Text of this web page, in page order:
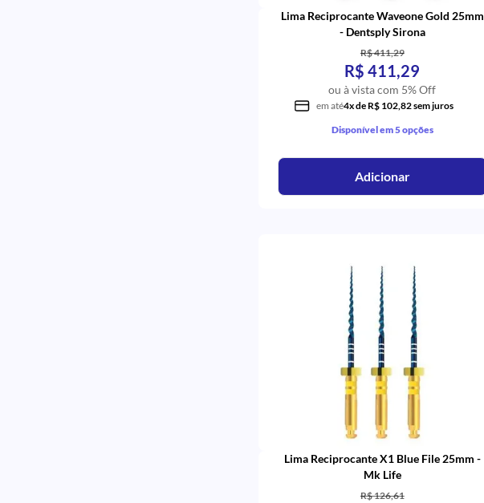
Lima Reciprocante Waveone Gold 25mm
- Dentsply Sirona
R$ 411,29
R$ 411,29
ou à vista com 5% Off
em até4x de R$ 102,82 sem juros
Disponível em 5 opções
Adicionar
Lima Reciprocante X1 Blue File 25mm -
Mk Life
R$ 126,61